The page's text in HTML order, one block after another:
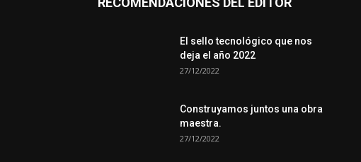
El sello tecnológico que nos
deja el año 2022
27/12/2022
Construyamos juntos una obra
maestra.
27/12/2022